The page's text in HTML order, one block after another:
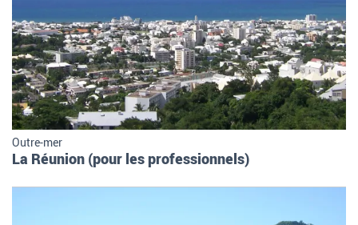
Outre-mer
La Réunion (pour les professionnels)